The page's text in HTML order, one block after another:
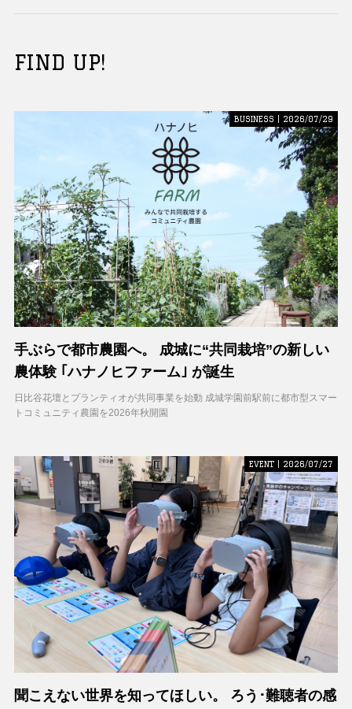
FIND UP!
BUSINESS | 2026/07/29
手ぶらで都市農園へ。 成城に“共同栽培”の新しい
農体験 ｢ハナノヒファーム｣ が誕生
日比谷花壇とプランティオが共同事業を始動 成城学園前駅前に都市型スマー
トコミュニティ農園を2026年秋開園
EVENT | 2026/07/27
聞こえない世界を知ってほしい。 ろう･難聴者の感